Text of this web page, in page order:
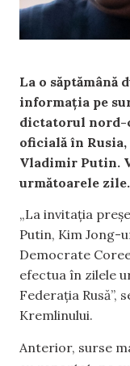
La o săptămână
informația pe
dictatorul nord-
oficială în
Vladimir Putin.
următoarele zile.
„La invitația
Putin, Kim Jong-
Democrate
efectua în zilele
Federația Rusă”,
Kremlinului.
Anterior, surse